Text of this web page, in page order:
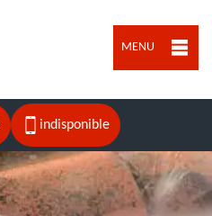
MENU
indisponible